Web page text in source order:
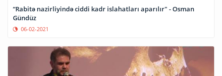
“Rabitə nazirliyində ciddi kadr islahatları aparılır" - Osman
Gündüz
06-02-2021